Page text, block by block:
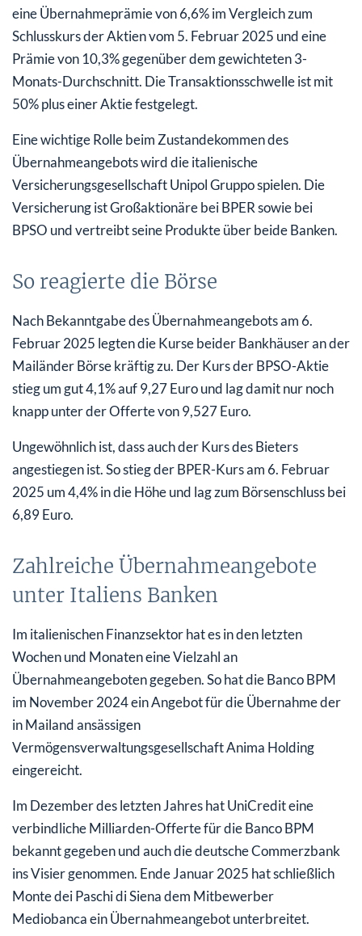
eine Übernahmeprämie von 6,6% im Vergleich zum
Schlusskurs der Aktien vom 5. Februar 2025 und eine
Prämie von 10,3% gegenüber dem gewichteten 3-
Monats-Durchschnitt. Die Transaktionsschwelle ist mit
50% plus einer Aktie festgelegt.
Eine wichtige Rolle beim Zustandekommen des
Übernahmeangebots wird die italienische
Versicherungsgesellschaft Unipol Gruppo spielen. Die
Versicherung ist Großaktionäre bei BPER sowie bei
BPSO und vertreibt seine Produkte über beide Banken.
So reagierte die Börse
Nach Bekanntgabe des Übernahmeangebots am 6.
Februar 2025 legten die Kurse beider Bankhäuser an der
Mailänder Börse kräftig zu. Der Kurs der BPSO-Aktie
stieg um gut 4,1% auf 9,27 Euro und lag damit nur noch
knapp unter der Offerte von 9,527 Euro.
Ungewöhnlich ist, dass auch der Kurs des Bieters
angestiegen ist. So stieg der BPER-Kurs am 6. Februar
2025 um 4,4% in die Höhe und lag zum Börsenschluss bei
6,89 Euro.
Zahlreiche Übernahmeangebote
unter Italiens Banken
Im italienischen Finanzsektor hat es in den letzten
Wochen und Monaten eine Vielzahl an
Übernahmeangeboten gegeben. So hat die Banco BPM
im November 2024 ein Angebot für die Übernahme der
in Mailand ansässigen
Vermögensverwaltungsgesellschaft Anima Holding
eingereicht.
Im Dezember des letzten Jahres hat UniCredit eine
verbindliche Milliarden-Offerte für die Banco BPM
bekannt gegeben und auch die deutsche Commerzbank
ins Visier genommen. Ende Januar 2025 hat schließlich
Monte dei Paschi di Siena dem Mitbewerber
Mediobanca ein Übernahmeangebot unterbreitet.